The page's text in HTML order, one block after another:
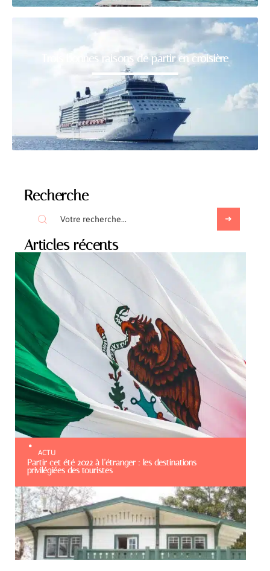
Trois bonnes raisons de partir en croisière
Recherche
Articles récents
ACTU
Partir cet été 2022 à l’étranger : les destinations
privilégiées des touristes